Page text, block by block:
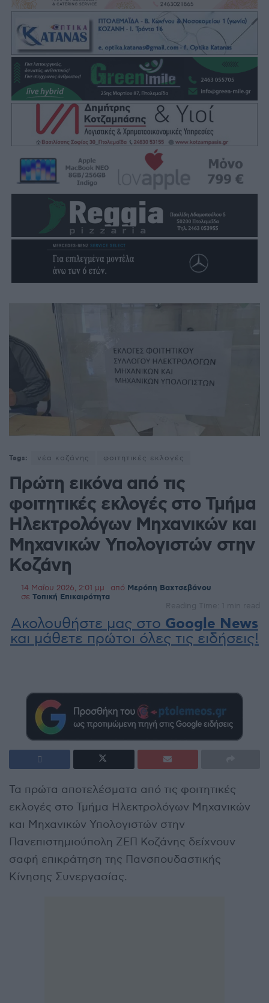
Tags: νέα κοζάνης φοιτητικές εκλογές
Πρώτη εικόνα από τις
φοιτητικές εκλογές στο Τμήμα
Ηλεκτρολόγων Μηχανικών και
Μηχανικών Υπολογιστών στην
Κοζάνη
14 Μαΐου 2026, 2:01 μμ από Μερόπη Βαχτσεβάνου
σε Τοπική Επικαιρότητα
Reading Time: 1 min read
Ακολουθήστε μας στο Google News
και μάθετε πρώτοι όλες τις ειδήσεις!
Τα πρώτα αποτελέσματα από τις φοιτητικές
εκλογές στο Τμήμα Ηλεκτρολόγων Μηχανικών
και Μηχανικών Υπολογιστών στην
Πανεπιστημιούπολη ΖΕΠ Κοζάνης δείχνουν
σαφή επικράτηση της Πανσπουδαστικής
Κίνησης Συνεργασίας.